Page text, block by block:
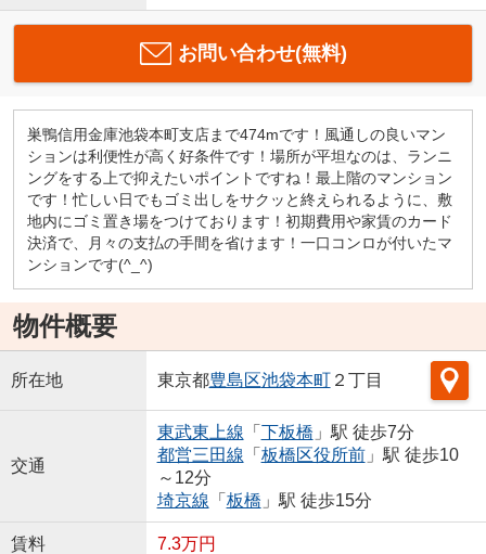
お問い合わせ(無料)
巣鴨信用金庫池袋本町支店まで474mです！風通しの良いマン
ションは利便性が高く好条件です！場所が平坦なのは、ランニ
ングをする上で抑えたいポイントですね！最上階のマンション
です！忙しい日でもゴミ出しをサクッと終えられるように、敷
地内にゴミ置き場をつけております！初期費用や家賃のカード
決済で、月々の支払の手間を省けます！一口コンロが付いたマ
ンションです(^_^)
物件概要
所在地 東京都豊島区池袋本町２丁目
交通
東武東上線 「 下板橋 」駅 徒歩7分
都営三田線 「 板橋区役所前」駅 徒歩10
～12分
埼京線 「 板橋 」駅 徒歩15分
賃料 7.3万円